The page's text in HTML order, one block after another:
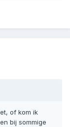
of kom ik
bij sommige